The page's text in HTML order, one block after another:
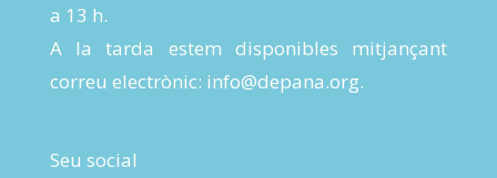
a 13 h.
A la tarda estem disponibles mitjançant
correu electrònic: info@depana.org.
Seu social